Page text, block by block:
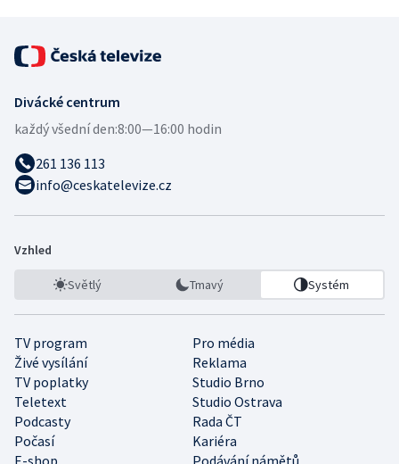
Divácké centrum
každý všední den:8:00—16:00 hodin
261 136 113
info@ceskatelevize.cz
Vzhled
Světlý Tmavý Systém
TV program
Pro média
Živé vysílání
Reklama
TV poplatky
Studio Brno
Teletext
Studio Ostrava
Podcasty
Rada ČT
Počasí
Kariéra
E-shop
Podávání námětů